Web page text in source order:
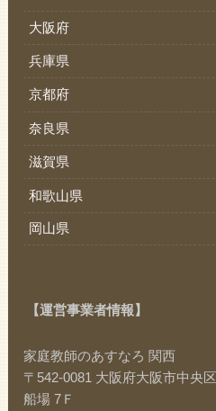
大阪府
兵庫県
京都府
奈良県
滋賀県
和歌山県
岡山県
【運営事業者情報】
家庭教師のあすなろ 関西
〒542-0081 大阪府大阪市中央
船場 7Ｆ